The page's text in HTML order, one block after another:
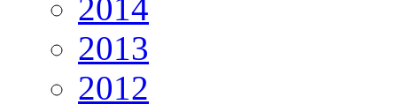
2014
2013
2012